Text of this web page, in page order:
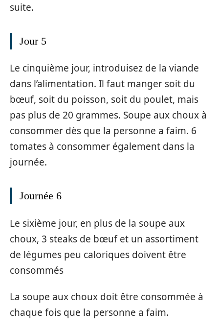
suite.
Jour 5
Le cinquième jour, introduisez de la viande
dans l’alimentation. Il faut manger soit du
bœuf, soit du poisson, soit du poulet, mais
pas plus de 20 grammes. Soupe aux choux à
consommer dès que la personne a faim. 6
tomates à consommer également dans la
journée.
Journée 6
Le sixième jour, en plus de la soupe aux
choux, 3 steaks de bœuf et un assortiment
de légumes peu caloriques doivent être
consommés
La soupe aux choux doit être consommée à
chaque fois que la personne a faim.